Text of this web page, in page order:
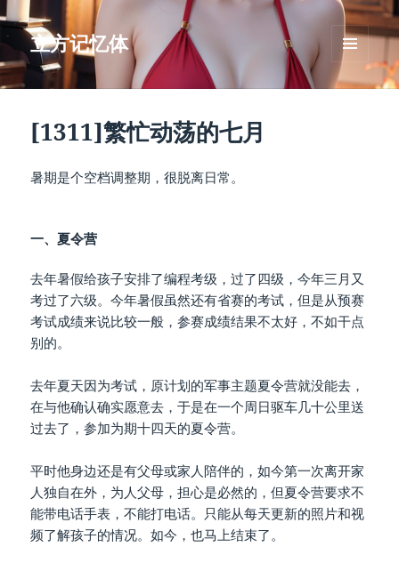
立方记忆体
菜单和
挂件
[1311]繁忙动荡的七月
暑期是个空档调整期，很脱离日常。
一、夏令营
去年暑假给孩子安排了编程考级，过了四级，今年三月又
考过了六级。今年暑假虽然还有省赛的考试，但是从预赛
考试成绩来说比较一般，参赛成绩结果不太好，不如干点
别的。
去年夏天因为考试，原计划的军事主题夏令营就没能去，
在与他确认确实愿意去，于是在一个周日驱车几十公里送
过去了，参加为期十四天的夏令营。
平时他身边还是有父母或家人陪伴的，如今第一次离开家
人独自在外，为人父母，担心是必然的，但夏令营要求不
能带电话手表，不能打电话。只能从每天更新的照片和视
频了解孩子的情况。如今，也马上结束了。